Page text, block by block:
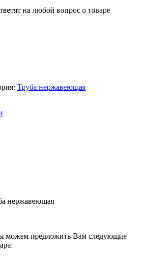
на любой вопрос о товаре
Труба нержавеющая
нержавеющая
можем предложить Вам следующие